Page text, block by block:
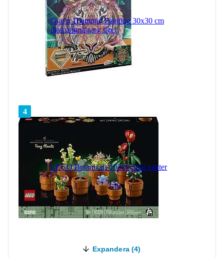
Grafix Diamond Painting 30x30 cm
diamantmålning tiger
4
LEGO Botanicals 10329 Små växter
Expandera (4)